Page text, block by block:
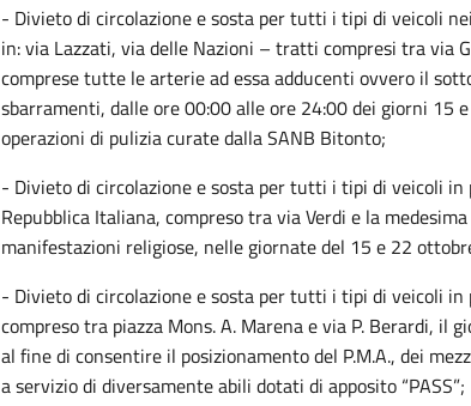
- Divieto di circolazione e sosta per tutti i tipi di veicoli
in: via Lazzati, via delle Nazioni – tratti compresi tra via
comprese tutte le arterie ad essa adducenti ovvero il
sbarramenti, dalle ore 00:00 alle ore 24:00 dei giorni 15
operazioni di pulizia curate dalla SANB Bitonto;
- Divieto di circolazione e sosta per tutti i tipi di veicoli
Repubblica Italiana, compreso tra via Verdi e la
manifestazioni religiose, nelle giornate del 15 e 22
- Divieto di circolazione e sosta per tutti i tipi di veicoli in
compreso tra piazza Mons. A. Marena e via P. Berardi,
al fine di consentire il posizionamento del P.M.A., dei
a servizio di diversamente abili dotati di apposito “PASS”;